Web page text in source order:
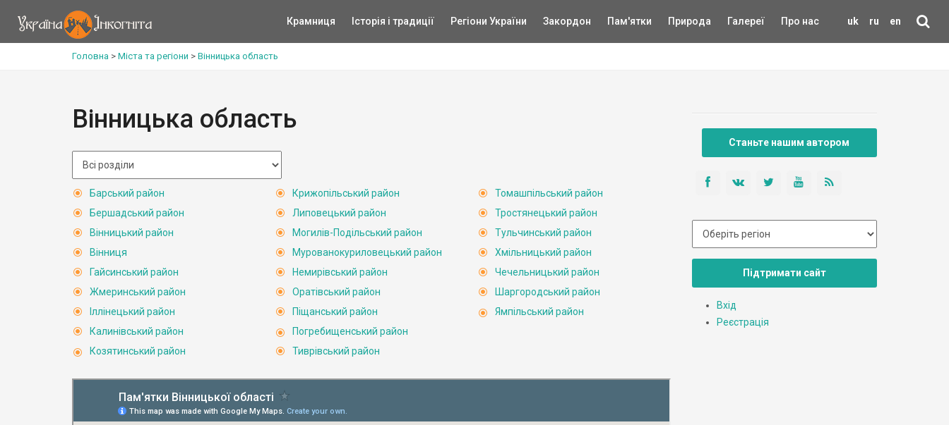
uk ru en
Крамниця Історія і традиції Регіони України Закордон Пам'ятки Природа Галереї Про нас
Головна > Міста та регіони > Вінницька область
Вінницька область
Барський район
Бершадський район
Вінницький район
Вінниця
Гайсинський район
Жмеринський район
Іллінецький район
Калинівський район
Козятинський район
Крижопільський район
Липовецький район
Могилів-Подільський район
Мурованокуриловецький район
Немирівський район
Оратівський район
Піщанський район
Погребищенський район
Тиврівський район
Томашпільський район
Тростянецький район
Тульчинський район
Хмільницький район
Чечельницький район
Шаргородський район
Ямпільський район
Станьте нашим автором
Підтримати сайт
Вхід
Реєстрація